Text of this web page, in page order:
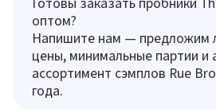
оптом?
Напишите нам — предложим
цены, минимальные партии и
ассортимент сэмплов Rue
года.